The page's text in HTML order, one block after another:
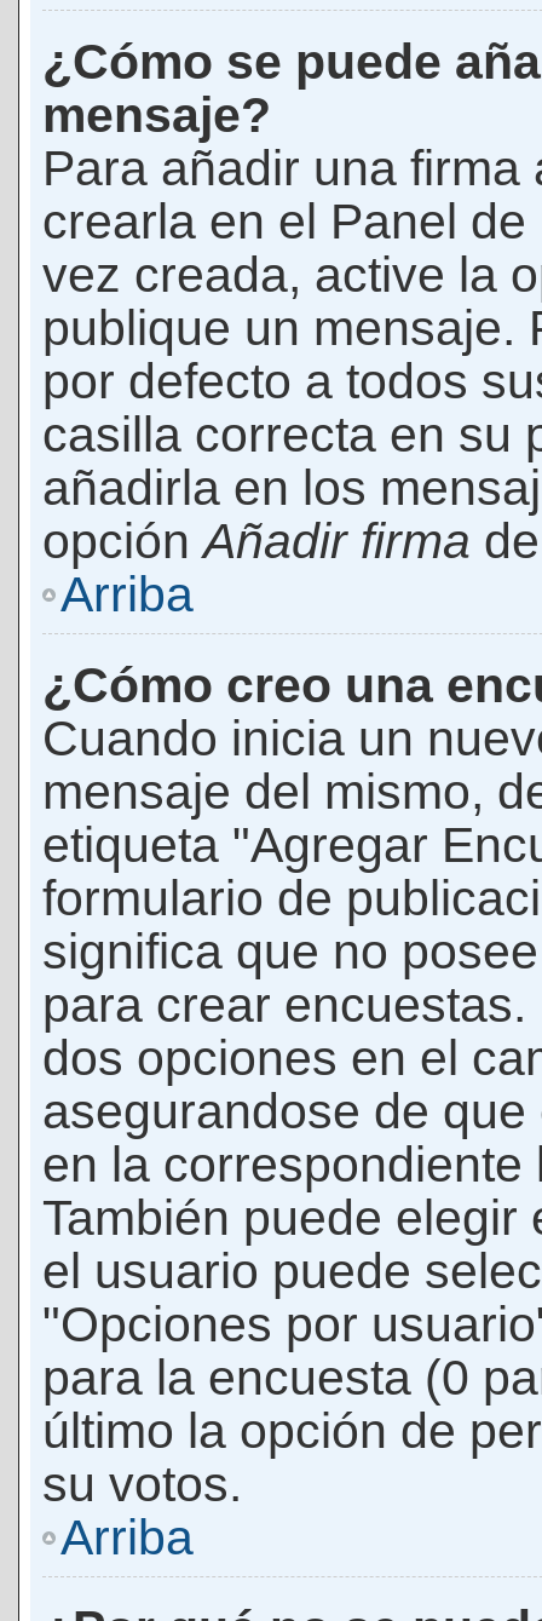
¿Cómo se puede
mensaje?
Para añadir una
crearla en el Panel
vez creada, active la
publique un mensaje.
por defecto a todos
casilla correcta en su
añadirla en los
opciónAñadir firma
Arriba
¿Cómo creo una
Cuando inicia un
mensaje del mismo,
etiqueta "Agregar
formulario de
significa que no
para crear
dos opciones en el
asegurandose de
en la
También puede
el usuario puede
"Opciones por
para la encuesta (0
último la opción de
su votos.
Arriba